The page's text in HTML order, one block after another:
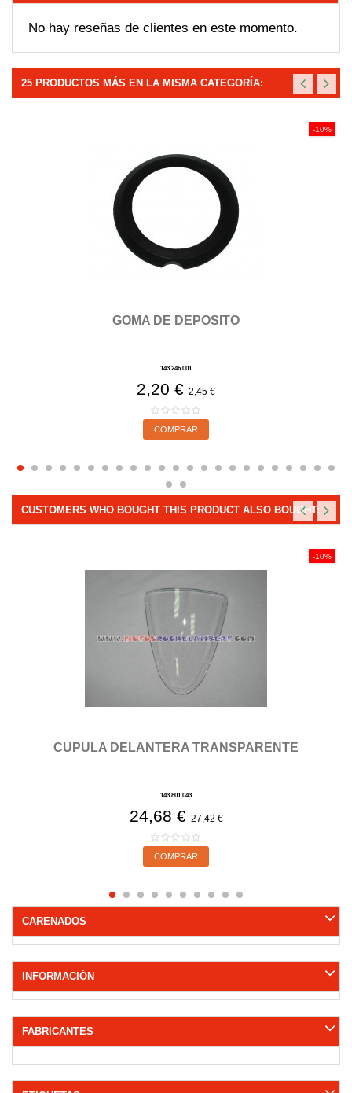
No hay reseñas de clientes en este momento.
25 PRODUCTOS MÁS EN LA MISMA CATEGORÍA:
-10%
GOMA DE DEPOSITO
143.246.001
2,20 € 2,45 €
COMPRAR
CUSTOMERS WHO BOUGHT THIS PRODUCT ALSO BOUGHT:
-10%
CUPULA DELANTERA TRANSPARENTE
143.801.043
24,68 €27,42 €
COMPRAR
CARENADOS
INFORMACIÓN
FABRICANTES